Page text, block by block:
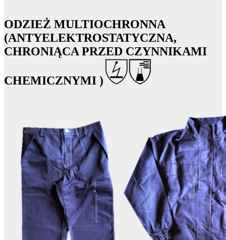
ODZIEŻ MULTIOCHRONNA
(ANTYELEKTROSTATYCZNA,
CHRONIĄCA PRZED CZYNNIKAMI
CHEMICZNYMI )